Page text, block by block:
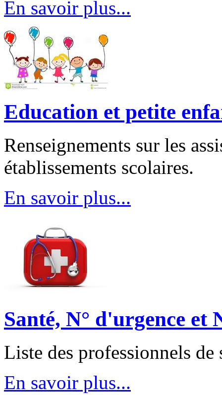
En savoir plus...
Education et petite
Renseignements sur les
établissements scolaires.
En savoir plus...
Santé, N° d'urgence et
Liste des professionnels
En savoir plus...